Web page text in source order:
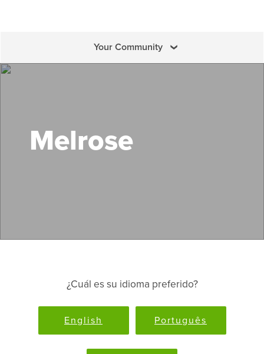
Your Community
Melrose
¿Cuál es su idioma preferido?
English Português